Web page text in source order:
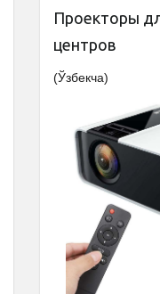
Проекторы
центров
(Ўзбекча)